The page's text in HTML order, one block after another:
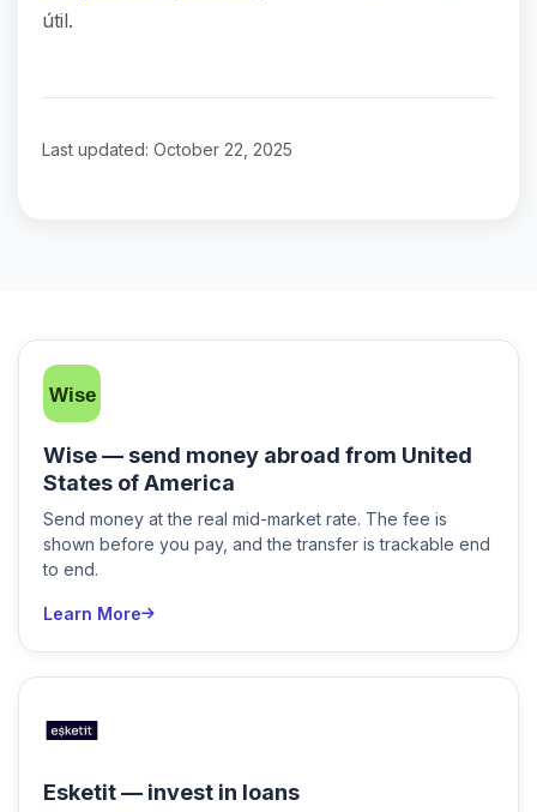
útil.
Last updated: October 22, 2025
Wise — send money abroad from United
States of America
Send money at the real mid-market rate. The fee is
shown before you pay, and the transfer is trackable end
to end.
Learn More
Esketit — invest in loans